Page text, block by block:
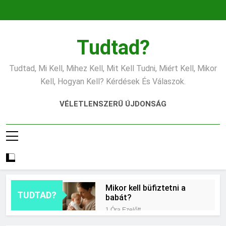
Tudtad?
Tudtad, Mi Kell, Mihez Kell, Mit Kell Tudni, Miért Kell, Mikor
Kell, Hogyan Kell? Kérdések És Válaszok.
VÉLETLENSZERŰ ÚJDONSÁG
TUDTAD?
Mikor kell büfiztetni a
babát?
1 Óra Ezelőtt